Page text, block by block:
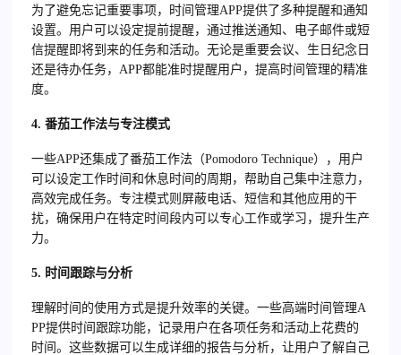
为了避免忘记重要事项，时间管理APP提供了多种提醒和通知
设置。用户可以设定提前提醒，通过推送通知、电子邮件或短
信提醒即将到来的任务和活动。无论是重要会议、生日纪念日
还是待办任务，APP都能准时提醒用户，提高时间管理的精准
度。
4. 番茄工作法与专注模式
一些APP还集成了番茄工作法（Pomodoro Technique），用户
可以设定工作时间和休息时间的周期，帮助自己集中注意力，
高效完成任务。专注模式则屏蔽电话、短信和其他应用的干
扰，确保用户在特定时间段内可以专心工作或学习，提升生产
力。
5. 时间跟踪与分析
理解时间的使用方式是提升效率的关键。一些高端时间管理A
PP提供时间跟踪功能，记录用户在各项任务和活动上花费的
时间。这些数据可以生成详细的报告与分析，让用户了解自己